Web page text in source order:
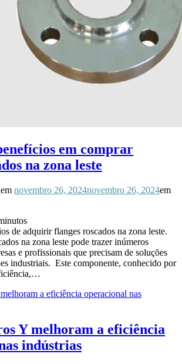
em comprar
na zona leste
em novembro 26, 2024novembro 26, 2024em
de adquirir flanges roscados na zona leste.
na zona leste pode trazer inúmeros
e profissionais que precisam de soluções
industriais. Este componente, conhecido por
Y melhoram a eficiência
indústrias